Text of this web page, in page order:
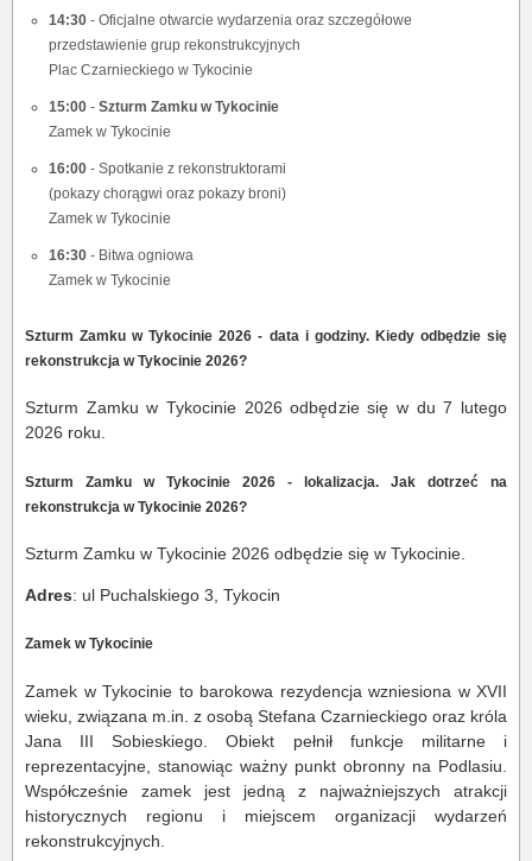
14:30 - Oficjalne otwarcie wydarzenia oraz szczegółowe
przedstawienie grup rekonstrukcyjnych
Plac Czarnieckiego w Tykocinie
15:00 - Szturm Zamku w Tykocinie
Zamek w Tykocinie
16:00 - Spotkanie z rekonstruktorami
(pokazy chorągwi oraz pokazy broni)
Zamek w Tykocinie
16:30 - Bitwa ogniowa
Zamek w Tykocinie
Szturm Zamku w Tykocinie 2026 - data i godziny. Kiedy odbędzie się
rekonstrukcja w Tykocinie 2026?
Szturm Zamku w Tykocinie 2026 odbędzie się w du 7 lutego
2026 roku.
Szturm Zamku w Tykocinie 2026 - lokalizacja. Jak dotrzeć na
rekonstrukcja w Tykocinie 2026?
Szturm Zamku w Tykocinie 2026 odbędzie się w Tykocinie.
Adres: ul Puchalskiego 3, Tykocin
Zamek w Tykocinie
Zamek w Tykocinie to barokowa rezydencja wzniesiona w XVII
wieku, związana m.in. z osobą Stefana Czarnieckiego oraz króla
Jana III Sobieskiego. Obiekt pełnił funkcje militarne i
reprezentacyjne, stanowiąc ważny punkt obronny na Podlasiu.
Współcześnie zamek jest jedną z najważniejszych atrakcji
historycznych regionu i miejscem organizacji wydarzeń
rekonstrukcyjnych.